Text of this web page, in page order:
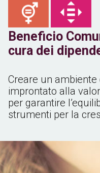
Beneficio
cura dei
Creare un
improntato alla
per garantire
strumenti per la